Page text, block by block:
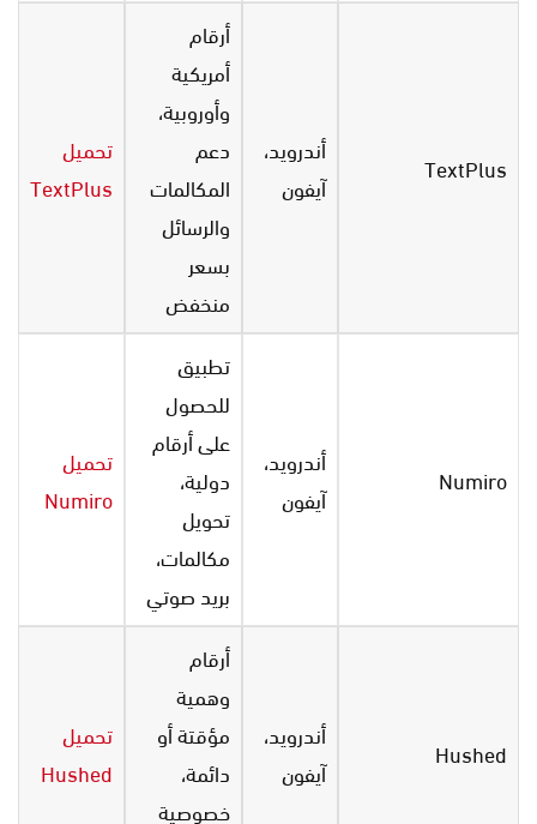
TextPlus
أندرويد،
آيفون
أرقام
أمريكية
وأوروبية،
دعم
المكالمات
والرسائل
بسعر
منخفض
تحميل
TextPlus
Numiro
أندرويد،
آيفون
تطبيق
للحصول
على أرقام
دولية،
تحويل
مكالمات،
بريد صوتي
تحميل
Numiro
Hushed
أندرويد،
آيفون
أرقام
وهمية
مؤقتة أو
دائمة،
خصوصية
تحميل
Hushed